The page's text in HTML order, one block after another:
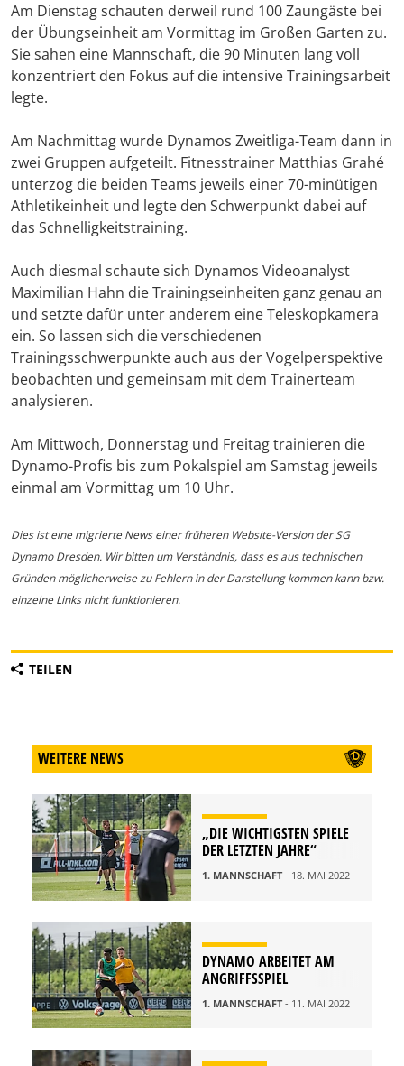
Am Dienstag schauten derweil rund 100 Zaungäste bei
der Übungseinheit am Vormittag im Großen Garten zu.
Sie sahen eine Mannschaft, die 90 Minuten lang voll
konzentriert den Fokus auf die intensive Trainingsarbeit
legte.
Am Nachmittag wurde Dynamos Zweitliga-Team dann in
zwei Gruppen aufgeteilt. Fitnesstrainer Matthias Grahé
unterzog die beiden Teams jeweils einer 70-minütigen
Athletikeinheit und legte den Schwerpunkt dabei auf
das Schnelligkeitstraining.
Auch diesmal schaute sich Dynamos Videoanalyst
Maximilian Hahn die Trainingseinheiten ganz genau an
und setzte dafür unter anderem eine Teleskopkamera
ein. So lassen sich die verschiedenen
Trainingsschwerpunkte auch aus der Vogelperspektive
beobachten und gemeinsam mit dem Trainerteam
analysieren.
Am Mittwoch, Donnerstag und Freitag trainieren die
Dynamo-Profis bis zum Pokalspiel am Samstag jeweils
einmal am Vormittag um 10 Uhr.
Dies ist eine migrierte News einer früheren Website-Version der SG
Dynamo Dresden. Wir bitten um Verständnis, dass es aus technischen
Gründen möglicherweise zu Fehlern in der Darstellung kommen kann bzw.
einzelne Links nicht funktionieren.
TEILEN
WEITERE NEWS
„DIE WICHTIGSTEN SPIELE
DER LETZTEN JAHRE“
1. MANNSCHAFT- 18. MAI 2022
DYNAMO ARBEITET AM
ANGRIFFSSPIEL
1. MANNSCHAFT- 11. MAI 2022